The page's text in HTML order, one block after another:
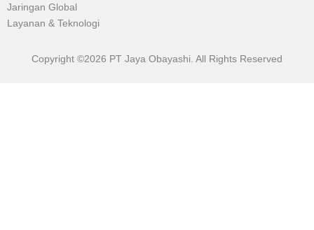
Jaringan Global
Layanan & Teknologi
Copyright ©2026 PT Jaya Obayashi. All Rights Reserved